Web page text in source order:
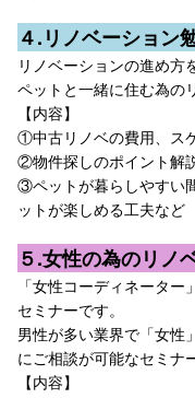
４.リノベーション
リノベーションの進め方
ペットと一緒に住む為の
【内容】
①中古リノベの費用、ス
②物件探しのポイント解
③ペットが暮らしやすい
ットが楽しめる工夫など
５.女性の為のリノ
「女性コーディネータ
セミナーです。
男性が多い業界で「女性
にご相談が可能なセミナ
【内容】